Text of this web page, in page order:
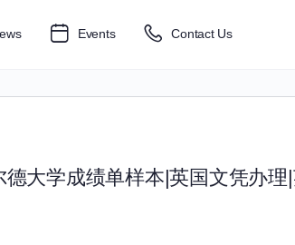
Events Contact Us
大学成绩单样本|英国文凭办理